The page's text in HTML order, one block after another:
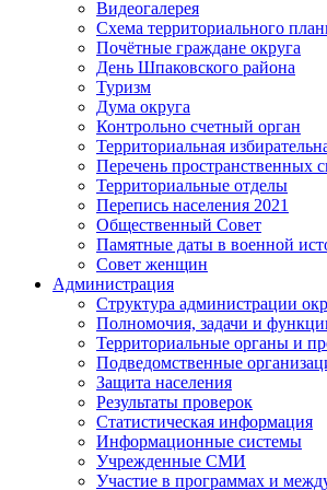
Видеогалерея
Схема территориального
Почётные граждане округа
День Шпаковского района
Туризм
Дума округа
Контрольно счетный орган
Территориальная
Перечень пространственных
Территориальные отделы
Перепись населения 2021
Общественный Совет
Памятные даты в военной
Совет женщин
Администрация
Структура администрации
Полномочия, задачи и
Территориальные органы и
Подведомственные
Защита населения
Результаты проверок
Статистическая информация
Информационные системы
Учрежденные СМИ
Участие в программах и